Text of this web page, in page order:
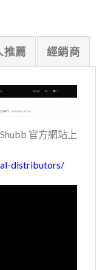
推薦 經銷商
官方網站上
distributors/